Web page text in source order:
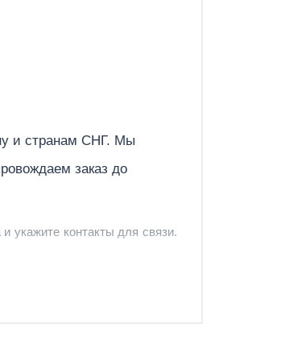
и странам СНГ. Мы
заказ до
укажите контакты для связи.
вариант доставки.